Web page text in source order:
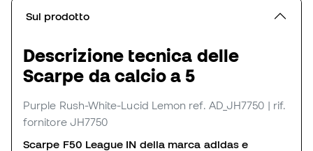
Sul prodotto
Descrizione tecnica delle
Scarpe da calcio a 5
Purple Rush-White-Lucid Lemon ref. AD_JH7750 | rif.
fornitore JH7750
Scarpe F50 League IN della marca adidas e